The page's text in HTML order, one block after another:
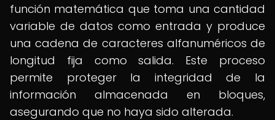
función matemática que toma una cantidad
variable de datos como entrada y produce
una cadena de caracteres alfanuméricos de
longitud fija como salida. Este proceso
permite proteger la integridad de la
información almacenada en bloques,
asegurando que no haya sido alterada.